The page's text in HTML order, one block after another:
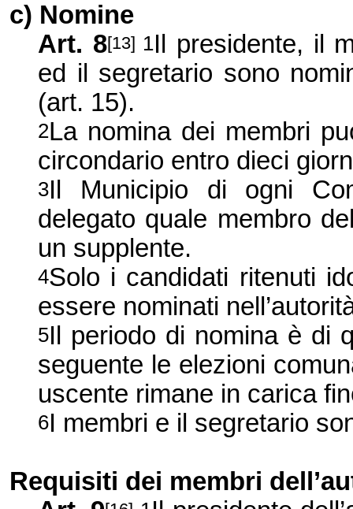
c) Nomine
Art. 8[13] 1Il presidente, il
ed il segretario sono
(art. 15).
2La nomina dei membri
circondario entro dieci
3Il Municipio di ogni
delegato quale membro
un supplente.
4Solo i candidati ritenuti
essere nominati
5Il periodo di nomina è di
seguente le elezioni
uscente rimane in carica
6I membri e il segretario
Requisiti dei membri